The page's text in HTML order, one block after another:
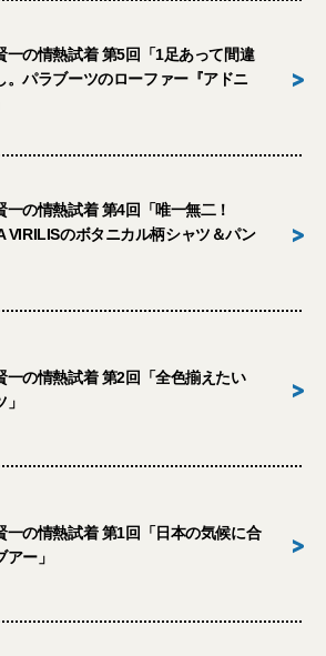
一の情熱試着 第5回「1足あって間違
。パラブーツのローファー『アドニ
>
一の情熱試着 第4回「唯一無二！
VIRILISのボタニカル柄シャツ＆パン
>
一の情熱試着 第2回「全色揃えたい
>
一の情熱試着 第1回「日本の気候に合
アー」
>